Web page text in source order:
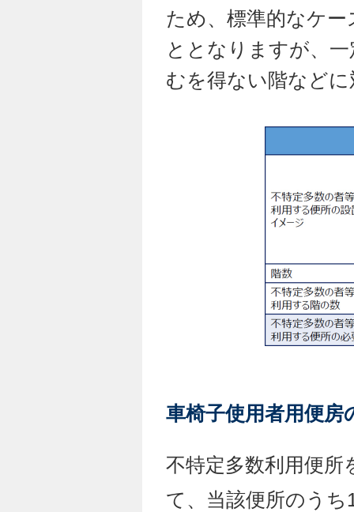
ため、標準的なケ
ととなりますが、
むを得ない階など
車椅子使用者用便
不特定多数利用便所
て、当該便所のう